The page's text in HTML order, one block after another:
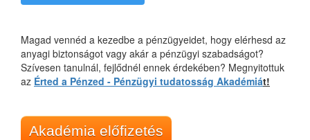
Magad vennéd a kezedbe a pénzügyeidet, hogy elérhesd az
anyagi biztonságot vagy akár a pénzügyi szabadságot?
Szívesen tanulnál, fejlődnél ennek érdekében? Megnyitottuk
az Érted a Pénzed - Pénzügyi tudatosság Akadémiát!
Akadémia előfizetés